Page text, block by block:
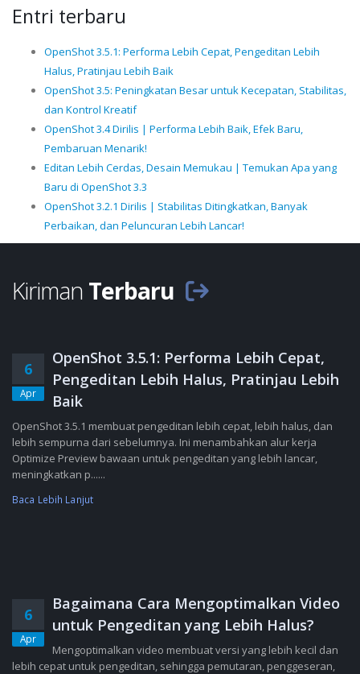
Entri terbaru
OpenShot 3.5.1: Performa Lebih Cepat, Pengeditan Lebih
Halus, Pratinjau Lebih Baik
OpenShot 3.5: Peningkatan Besar untuk Kecepatan, Stabilitas,
dan Kontrol Kreatif
OpenShot 3.4 Dirilis | Performa Lebih Baik, Efek Baru,
Pembaruan Menarik!
Editan Lebih Cerdas, Desain Memukau | Temukan Apa yang
Baru di OpenShot 3.3
OpenShot 3.2.1 Dirilis | Stabilitas Ditingkatkan, Banyak
Perbaikan, dan Peluncuran Lebih Lancar!
Kiriman Terbaru
6
Apr
OpenShot 3.5.1: Performa Lebih Cepat,
Pengeditan Lebih Halus, Pratinjau Lebih
Baik
OpenShot 3.5.1 membuat pengeditan lebih cepat, lebih halus, dan
lebih sempurna dari sebelumnya. Ini menambahkan alur kerja
Optimize Preview bawaan untuk pengeditan yang lebih lancar,
meningkatkan p......
Baca Lebih Lanjut
6
Apr
Bagaimana Cara Mengoptimalkan Video
untuk Pengeditan yang Lebih Halus?
Mengoptimalkan video membuat versi yang lebih kecil dan
lebih cepat untuk pengeditan, sehingga pemutaran, penggeseran,